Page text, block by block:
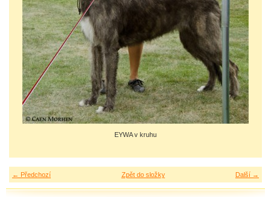
EYWA v kruhu
← Předchozí Další →
Zpět do složky